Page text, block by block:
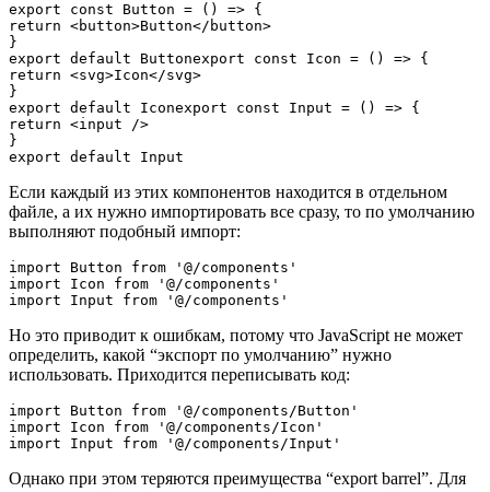
export const Button = () => {
return <button>Button</button>
}
export default Buttonexport const Icon = () => {
return <svg>Icon</svg>
}
export default Iconexport const Input = () => {
return <input />
}
export default Input
Если каждый из этих компонентов находится в отдельном
файле, а их нужно импортировать все сразу, то по умолчанию
выполняют подобный импорт:
import Button from '@/components'
import Icon from '@/components'
import Input from '@/components'
Но это приводит к ошибкам, потому что JavaScript не может
определить, какой “экспорт по умолчанию” нужно
использовать. Приходится переписывать код:
import Button from '@/components/Button'
import Icon from '@/components/Icon'
import Input from '@/components/Input'
Однако при этом теряются преимущества “export barrel”. Для